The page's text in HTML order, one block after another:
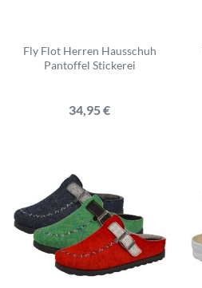
Fly Flot Herren Hausschuh
Pantoffel Stickerei
34,95 €